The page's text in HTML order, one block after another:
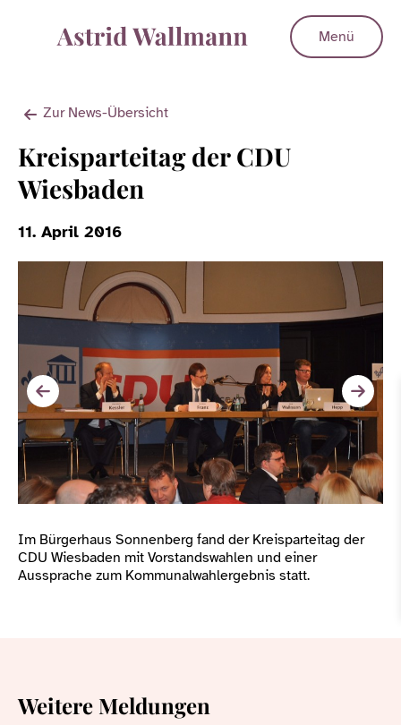
Menü
Zur News-Übersicht
Kreisparteitag der CDU
Wiesbaden
11. April 2016
Im Bürgerhaus Sonnenberg fand der Kreisparteitag der
CDU Wiesbaden mit Vorstandswahlen und einer
Aussprache zum Kommunalwahlergebnis statt.
Weitere Meldungen